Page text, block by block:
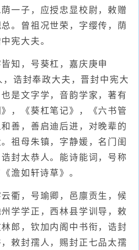
一子，应授忠显校尉，敕赠
。曾祖况世荣，字缨传，荫
宪大夫。
，号葵杠，嘉庆庚申
，诰封奉政大夫，晋封中宪大
是文字学，音韵学家，著有
》，《葵杠笔记》，《六书管
善，善启迪后进，对晚辈的
祖母朱镇，字静媛，名门闺
封太恭人。能诗能词，号称
澹如轩诗草》。
，号瑜卿，邑廪贡生，候
学学正，西林县学训导，敕
郎，钦加内阁中书衔，诰封
敕封孺人，赐封正七品太孺